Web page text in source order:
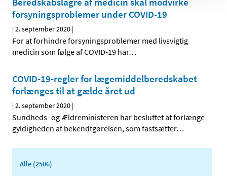
forsyningsproblemer under COVID-19
|2. september 2020 |
For at forhindre forsyningsproblemer med livsvigtig
medicin som følge af COVID-19 har…
COVID-19-regler for lægemiddelberedskabet
forlænges til at gælde året ud
|2. september 2020 |
Sundheds- og Ældreministeren har besluttet at forlænge
gyldigheden af bekendtgørelsen, som fastsætter…
Alle (2506)